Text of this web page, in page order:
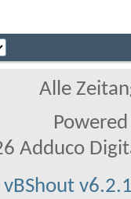
Alle
Adduco
vBShout